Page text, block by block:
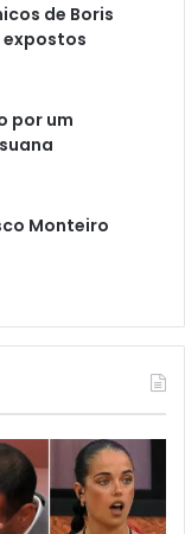
de Boris
expostos
por um
Monteiro